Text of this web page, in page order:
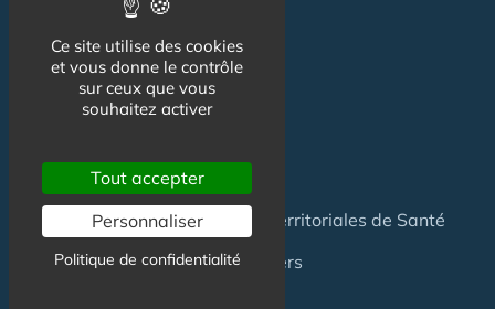
Maison sport-santé
Centre de Soins et de Prévention
Communauté Professionnelles Territoriales de Santé
Hotel Patient & Hôtels Hospitaliers
Ce site utilise des cookies
et vous donne le contrôle
sur ceux que vous
souhaitez activer
Tout accepter
Personnaliser
Politique de confidentialité